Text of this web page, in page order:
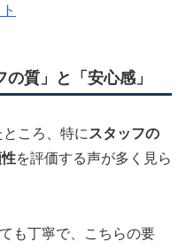
質」と「安心感」
ころ、特に スタッフの
を評価する声が多く見ら
も丁寧で、こちらの要